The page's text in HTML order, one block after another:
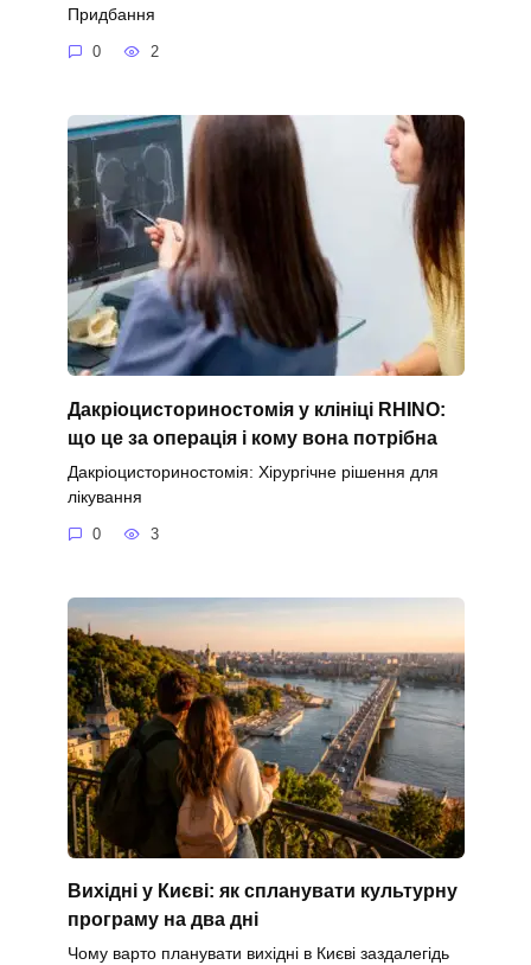
Придбання
0 2
Дакріоцисториностомія у клініці RHINO:
що це за операція і кому вона потрібна
Дакріоцисториностомія: Хірургічне рішення для
лікування
0 3
Вихідні у Києві: як спланувати культурну
програму на два дні
Чому варто планувати вихідні в Києві заздалегідь